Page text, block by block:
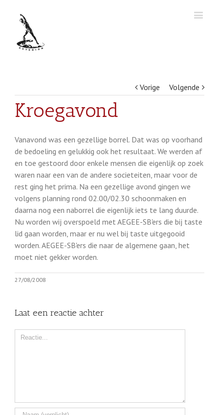
Vorige Volgende
Kroegavond
Vanavond was een gezellige borrel. Dat was op voorhand
de bedoeling en gelukkig ook het resultaat. We werden af
en toe gestoord door enkele mensen die eigenlijk op zoek
waren naar een van de andere societeiten, maar voor de
rest ging het prima. Na een gezellige avond gingen we
volgens planning rond 02.00/02.30 schoonmaken en
daarna nog een naborrel die eigenlijk iets te lang duurde.
Nu worden wij overspoeld met AEGEE-SB'ers die bij taste
lid gaan worden, maar er nu wel bij taste uitgegooid
worden. AEGEE-SB'ers die naar de algemene gaan, het
moet niet gekker worden.
27/08/2008
Laat een reactie achter
Comment